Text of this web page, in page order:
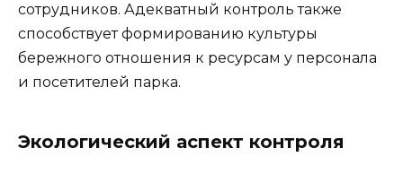
сотрудников. Адекватный контроль также
способствует формированию культуры
бережного отношения к ресурсам у персонала
и посетителей парка.
Экологический аспект контроля